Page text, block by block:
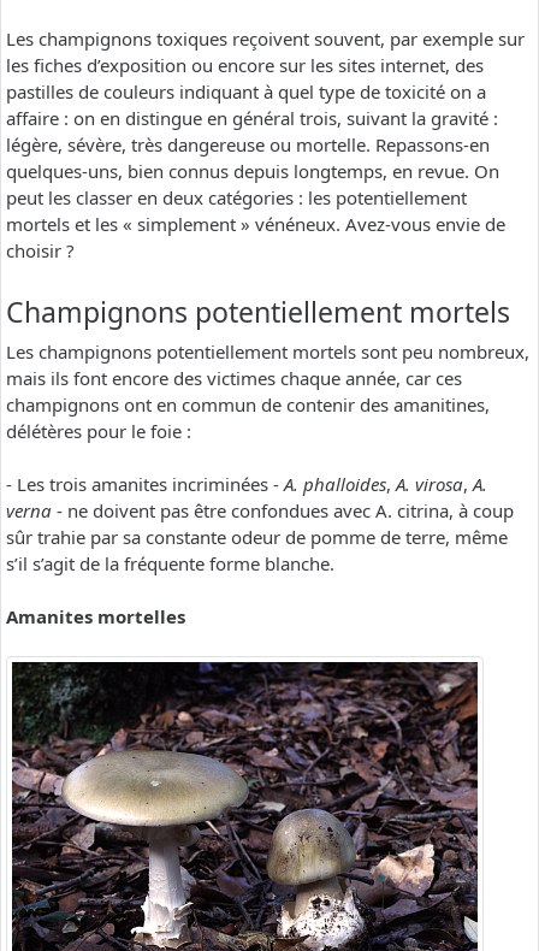
Les champignons toxiques reçoivent souvent, par exemple sur
les fiches d’exposition ou encore sur les sites internet, des
pastilles de couleurs indiquant à quel type de toxicité on a
affaire : on en distingue en général trois, suivant la gravité :
légère, sévère, très dangereuse ou mortelle. Repassons-en
quelques-uns, bien connus depuis longtemps, en revue. On
peut les classer en deux catégories : les potentiellement
mortels et les « simplement » vénéneux. Avez-vous envie de
choisir ?
Champignons potentiellement mortels
Les champignons potentiellement mortels sont peu nombreux,
mais ils font encore des victimes chaque année, car ces
champignons ont en commun de contenir des amanitines,
délétères pour le foie :
- Les trois amanites incriminées -A. phalloides,A. virosa,A.
verna - ne doivent pas être confondues avec A. citrina, à coup
sûr trahie par sa constante odeur de pomme de terre, même
s’il s’agit de la fréquente forme blanche.
Amanites mortelles